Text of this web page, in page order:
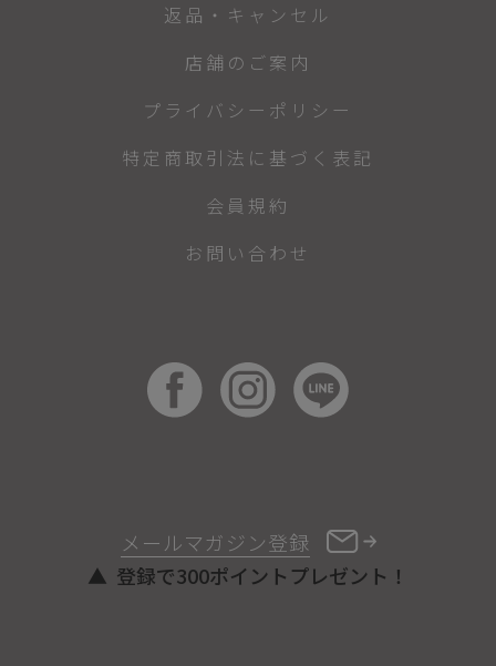
メールマガジン登録
登録で300ポイントプレゼント！
返品・キャンセル
店舗のご案内
プライバシーポリシー
特定商取引法に基づく表記
会員規約
お問い合わせ